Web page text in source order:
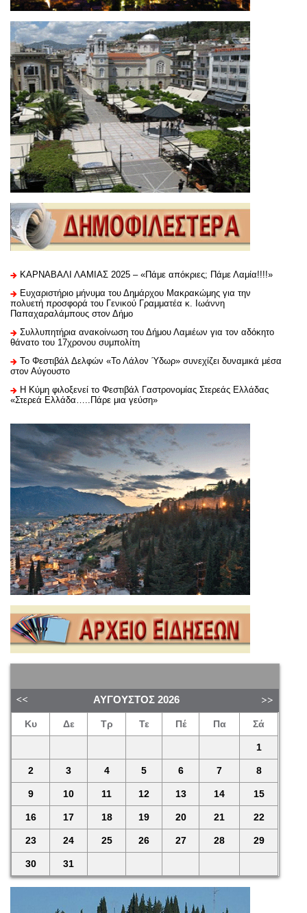
ΚΑΡΝΑΒΑΛΙ ΛΑΜΙΑΣ 2025 – «Πάμε απόκριες; Πάμε Λαμία!!!!»
Ευχαριστήριo μήνυμα του Δημάρχου Μακρακώμης για την
πολυετή προσφορά του Γενικού Γραμματέα κ. Ιωάννη
Παπαχαραλάμπους στον Δήμο
Συλλυπητήρια ανακοίνωση του Δήμου Λαμιέων για τον αδόκητο
θάνατο του 17χρονου συμπολίτη
Το Φεστιβάλ Δελφών «Το Λάλον Ύδωρ» συνεχίζει δυναμικά μέσα
στον Αύγουστο
Η Κύμη φιλοξενεί το Φεστιβάλ Γαστρονομίας Στερεάς Ελλάδας
«Στερεά Ελλάδα…..Πάρε μια γεύση»
ΑΎΓΟΥΣΤΟΣ 2026
Κυ Δε Τρ Τε Πέ Πα Σά
1
2 3 4 5 6 7 8
9 10 11 12 13 14 15
16 17 18 19 20 21 22
23 24 25 26 27 28 29
30 31